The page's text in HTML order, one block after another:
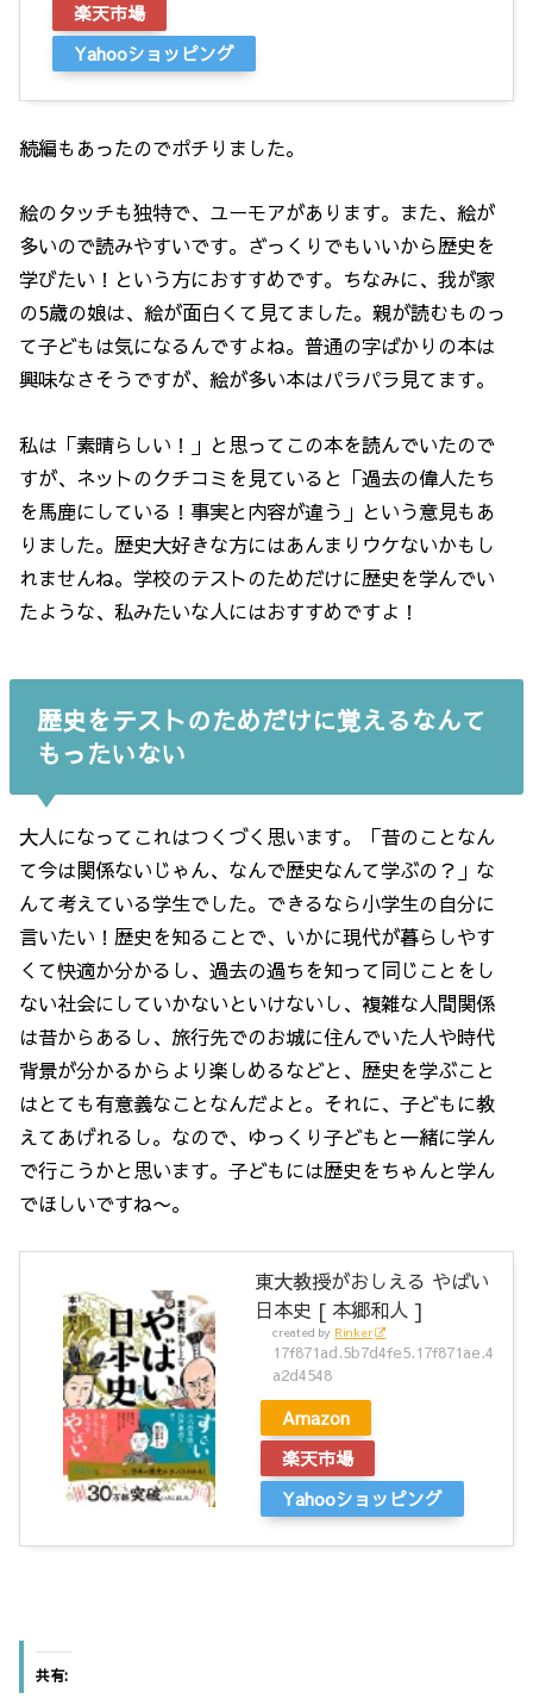
楽天市場
Yahooショッピング
続編もあったのでポチりました。
絵のタッチも独特で、ユーモアがあります。また、絵が
多いので読みやすいです。ざっくりでもいいから歴史を
学びたい！という方におすすめです。ちなみに、我が家
の5歳の娘は、絵が面白くて見てました。親が読むものっ
て子どもは気になるんですよね。普通の字ばかりの本は
興味なさそうですが、絵が多い本はパラパラ見てます。
私は「素晴らしい！」と思ってこの本を読んでいたので
すが、ネットのクチコミを見ていると「過去の偉人たち
を馬鹿にしている！事実と内容が違う」という意見もあ
りました。歴史大好きな方にはあんまりウケないかもし
れませんね。学校のテストのためだけに歴史を学んでい
たような、私みたいな人にはおすすめですよ！
歴史をテストのためだけに覚えるなんて
もったいない
大人になってこれはつくづく思います。「昔のことなん
て今は関係ないじゃん、なんで歴史なんて学ぶの？」な
んて考えている学生でした。できるなら小学生の自分に
言いたい！歴史を知ることで、いかに現代が暮らしやす
くて快適か分かるし、過去の過ちを知って同じことをし
ない社会にしていかないといけないし、複雑な人間関係
は昔からあるし、旅行先でのお城に住んでいた人や時代
背景が分かるからより楽しめるなどと、歴史を学ぶこと
はとても有意義なことなんだよと。それに、子どもに教
えてあげれるし。なので、ゆっくり子どもと一緒に学ん
で行こうかと思います。子どもには歴史をちゃんと学ん
でほしいですね〜。
東大教授がおしえる やばい
日本史 [ 本郷和人 ]
created by Rinker
17f871ad.5b7d4fe5.17f871ae.4
a2d4548
Amazon
楽天市場
Yahooショッピング
共有: